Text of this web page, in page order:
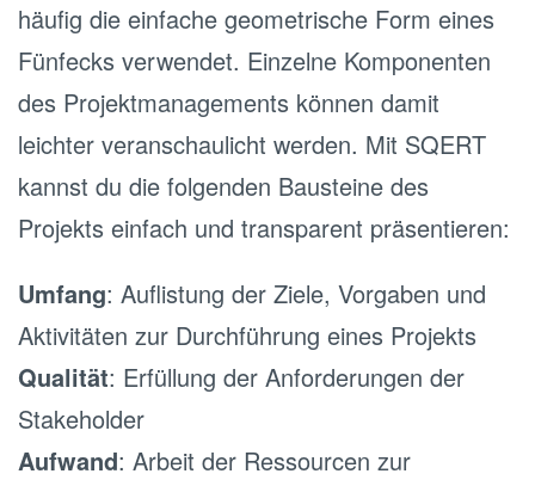
häufig die einfache geometrische Form eines
Fünfecks verwendet. Einzelne Komponenten
des Projektmanagements können damit
leichter veranschaulicht werden. Mit SQERT
kannst du die folgenden Bausteine des
Projekts einfach und transparent präsentieren:
Umfang: Auflistung der Ziele, Vorgaben und
Aktivitäten zur Durchführung eines Projekts
Qualität: Erfüllung der Anforderungen der
Stakeholder
Aufwand: Arbeit der Ressourcen zur